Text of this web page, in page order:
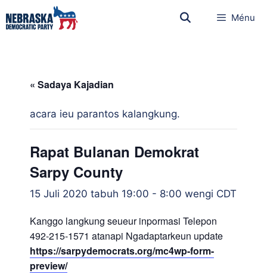
Ménu
« Sadaya Kajadian
acara ieu parantos kalangkung.
Rapat Bulanan Demokrat
Sarpy County
15 Juli 2020 tabuh 19:00 - 8:00 wengi CDT
Kanggo langkung seueur inpormasi Telepon
492-215-1571 atanapi Ngadaptarkeun update
https://sarpydemocrats.org/mc4wp-form-
preview/